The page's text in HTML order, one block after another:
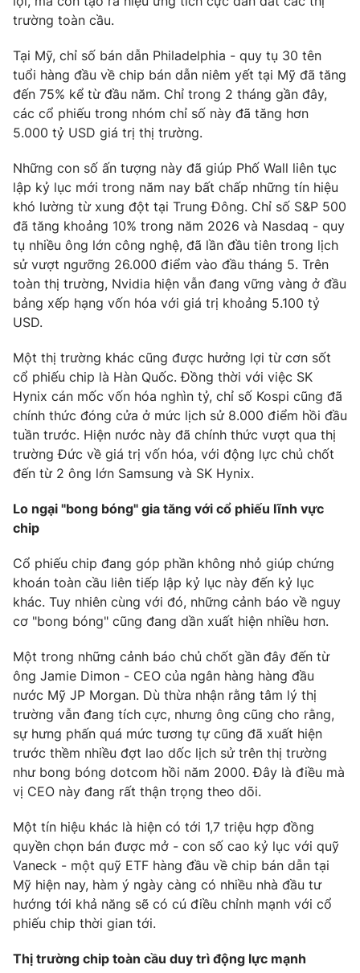
trường toàn cầu.
Tại Mỹ, chỉ số bán dẫn Philadelphia - quy tụ 30 tên
tuổi hàng đầu về chip bán dẫn niêm yết tại Mỹ đã tăng
đến 75% kể từ đầu năm. Chỉ trong 2 tháng gần đây,
các cổ phiếu trong nhóm chỉ số này đã tăng hơn
5.000 tỷ USD giá trị thị trường.
Những con số ấn tượng này đã giúp Phố Wall liên tục
lập kỷ lục mới trong năm nay bất chấp những tín hiệu
khó lường từ xung đột tại Trung Đông. Chỉ số S&P 500
đã tăng khoảng 10% trong năm 2026 và Nasdaq - quy
tụ nhiều ông lớn công nghệ, đã lần đầu tiên trong lịch
sử vượt ngưỡng 26.000 điểm vào đầu tháng 5. Trên
toàn thị trường, Nvidia hiện vẫn đang vững vàng ở đầu
bảng xếp hạng vốn hóa với giá trị khoảng 5.100 tỷ
USD.
Một thị trường khác cũng được hưởng lợi từ cơn sốt
cổ phiếu chip là Hàn Quốc. Đồng thời với việc SK
Hynix cán mốc vốn hóa nghìn tỷ, chỉ số Kospi cũng đã
chính thức đóng cửa ở mức lịch sử 8.000 điểm hồi đầu
tuần trước. Hiện nước này đã chính thức vượt qua thị
trường Đức về giá trị vốn hóa, với động lực chủ chốt
đến từ 2 ông lớn Samsung và SK Hynix.
Lo ngại "bong bóng" gia tăng với cổ phiếu lĩnh vực
chip
Cổ phiếu chip đang góp phần không nhỏ giúp chứng
khoán toàn cầu liên tiếp lập kỷ lục này đến kỷ lục
khác. Tuy nhiên cùng với đó, những cảnh báo về nguy
cơ "bong bóng" cũng đang dần xuất hiện nhiều hơn.
Một trong những cảnh báo chủ chốt gần đây đến từ
ông Jamie Dimon - CEO của ngân hàng hàng đầu
nước Mỹ JP Morgan. Dù thừa nhận rằng tâm lý thị
trường vẫn đang tích cực, nhưng ông cũng cho rằng,
sự hưng phấn quá mức tương tự cũng đã xuất hiện
trước thềm nhiều đợt lao dốc lịch sử trên thị trường
như bong bóng dotcom hồi năm 2000. Đây là điều mà
vị CEO này đang rất thận trọng theo dõi.
Một tín hiệu khác là hiện có tới 1,7 triệu hợp đồng
quyền chọn bán được mở - con số cao kỷ lục với quỹ
Vaneck - một quỹ ETF hàng đầu về chip bán dẫn tại
Mỹ hiện nay, hàm ý ngày càng có nhiều nhà đầu tư
hướng tới khả năng sẽ có cú điều chỉnh mạnh với cổ
phiếu chip thời gian tới.
Thị trường chip toàn cầu duy trì động lực mạnh